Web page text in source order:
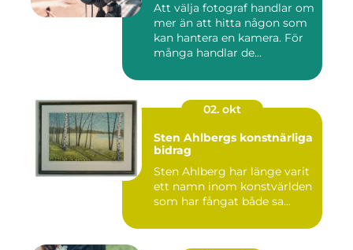
Att välja fotograf handlar om
mer än att hitta någon som
kan hantera en kamera. För
många handlar de...
02. okt
Sten Ahlbergs konstnärliga
bidrag
Sten Ahlberg har länge varit
ett namn inom konstvärlden
som har fångat både sa...